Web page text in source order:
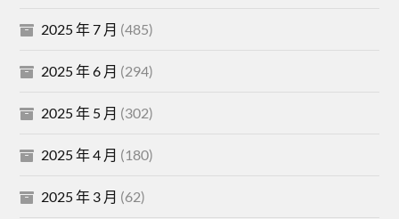
2025 年 7 月 (485)
2025 年 6 月 (294)
2025 年 5 月 (302)
2025 年 4 月 (180)
2025 年 3 月 (62)